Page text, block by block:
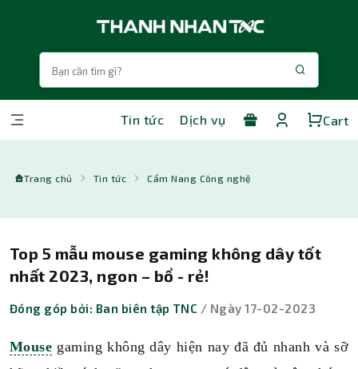
Tin tức Dịch vụ Cart
Trang chủ Tin tức Cẩm Nang Công nghệ
Top 5 mẫu mouse gaming không dây tốt
nhất 2023, ngon – bổ - rẻ!
Đóng góp bởi: Ban biên tập TNC / Ngày 17-02-2023
Mouse gaming không dây hiện nay đã đủ nhanh và sỡ